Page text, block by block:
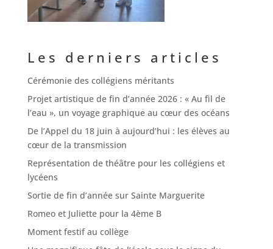
Les derniers articles
Cérémonie des collégiens méritants
Projet artistique de fin d’année 2026 : « Au fil de
l’eau », un voyage graphique au cœur des océans
De l’Appel du 18 juin à aujourd’hui : les élèves au
cœur de la transmission
Représentation de théâtre pour les collégiens et
lycéens
Sortie de fin d’année sur Sainte Marguerite
Romeo et Juliette pour la 4ème B
Moment festif au collège